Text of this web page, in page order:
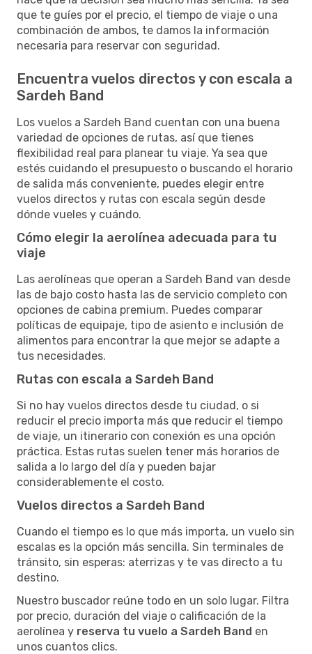
que te guíes por el precio, el tiempo de viaje o una
combinación de ambos, te damos la información
necesaria para reservar con seguridad.
Encuentra vuelos directos y con escala a
Sardeh Band
Los vuelos a Sardeh Band cuentan con una buena
variedad de opciones de rutas, así que tienes
flexibilidad real para planear tu viaje. Ya sea que
estés cuidando el presupuesto o buscando el horario
de salida más conveniente, puedes elegir entre
vuelos directos y rutas con escala según desde
dónde vueles y cuándo.
Cómo elegir la aerolínea adecuada para tu
viaje
Las aerolíneas que operan a Sardeh Band van desde
las de bajo costo hasta las de servicio completo con
opciones de cabina premium. Puedes comparar
políticas de equipaje, tipo de asiento e inclusión de
alimentos para encontrar la que mejor se adapte a
tus necesidades.
Rutas con escala a Sardeh Band
Si no hay vuelos directos desde tu ciudad, o si
reducir el precio importa más que reducir el tiempo
de viaje, un itinerario con conexión es una opción
práctica. Estas rutas suelen tener más horarios de
salida a lo largo del día y pueden bajar
considerablemente el costo.
Vuelos directos a Sardeh Band
Cuando el tiempo es lo que más importa, un vuelo sin
escalas es la opción más sencilla. Sin terminales de
tránsito, sin esperas: aterrizas y te vas directo a tu
destino.
Nuestro buscador reúne todo en un solo lugar. Filtra
por precio, duración del viaje o calificación de la
aerolínea y reserva tu vuelo a Sardeh Band en
unos cuantos clics.